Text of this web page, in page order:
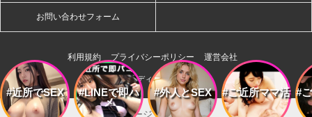
#近所でSEX
#LINEで即ハ
メ
#外人とSEX #ご近所ママ活 #
お問い合わせフォーム
利用規約 プライバシーポリシー 運営会社
株式会社ディー・オー・エム
ページトップへ